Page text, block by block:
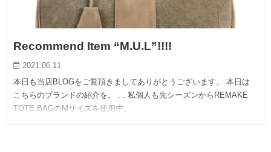
Recommend Item “M.U.L”!!!!
2021.06.11
本日も当店BLOGをご覧頂きましてありがとうございます。 本日は
こちらのブランドの紹介を。 . . 私個人も先シーズンからREMAKE
TOTE BAGのMサイズを使用中。